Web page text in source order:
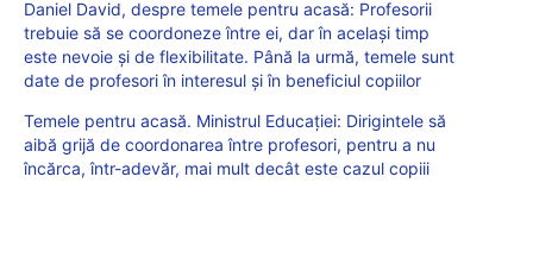
Daniel David, despre temele pentru acasă: Profesorii
trebuie să se coordoneze între ei, dar în același timp
este nevoie și de flexibilitate. Până la urmă, temele sunt
date de profesori în interesul și în beneficiul copiilor
Temele pentru acasă. Ministrul Educației: Dirigintele să
aibă grijă de coordonarea între profesori, pentru a nu
încărca, într-adevăr, mai mult decât este cazul copiii